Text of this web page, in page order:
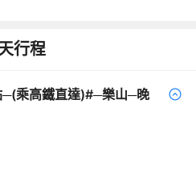
行程
─(乘高鐵直達)#─樂山─晚